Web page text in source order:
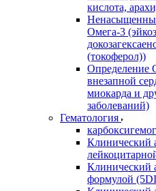
кислота,
Омега-3
(токоферол))
Определение
внезапной
миокарда и
заболеваний)
Гематология
Клинический
Клинический
формулой